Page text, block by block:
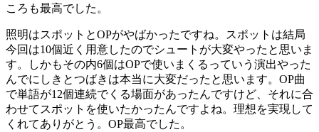
ころも最高でした。
照明はスポットとOPがやばかったですね。スポットは結局
今回は10個近く用意したのでシュートが大変やったと思いま
す。しかもその内6個はOPで使いまくるっていう演出やった
んでにしきとつばきは本当に大変だったと思います。OP曲
で単語が12個連続でくる場面があったんですけど、それに合
わせてスポットを使いたかったんですよね。理想を実現して
くれてありがとう。OP最高でした。